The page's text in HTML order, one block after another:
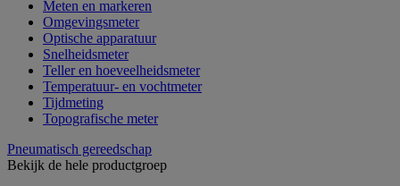
Meten en markeren
Omgevingsmeter
Optische apparatuur
Snelheidsmeter
Teller en hoeveelheidsmeter
Temperatuur- en vochtmeter
Tijdmeting
Topografische meter
Pneumatisch gereedschap
Bekijk de hele productgroep